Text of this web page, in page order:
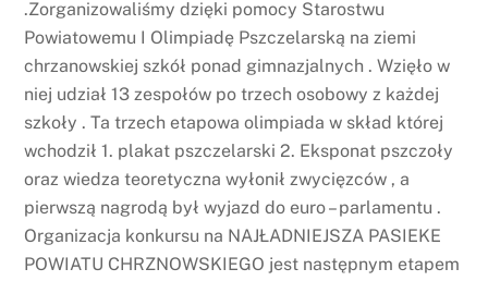
.Zorganizowaliśmy dzięki pomocy Starostwu
Powiatowemu I Olimpiadę Pszczelarską na ziemi
chrzanowskiej szkół ponad gimnazjalnych . Wzięło w
niej udział 13 zespołów po trzech osobowy z każdej
szkoły . Ta trzech etapowa olimpiada w skład której
wchodził 1. plakat pszczelarski 2. Eksponat pszczoły
oraz wiedza teoretyczna wyłonił zwycięzców , a
pierwszą nagrodą był wyjazd do euro – parlamentu .
Organizacja konkursu na NAJŁADNIEJSZA PASIEKE
POWIATU CHRZNOWSKIEGO jest następnym etapem